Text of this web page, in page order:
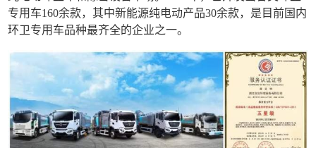
专用车160余款，其中新能源纯电动产品30余款，是目前国内
环卫专用车品种最齐全的企业之一。